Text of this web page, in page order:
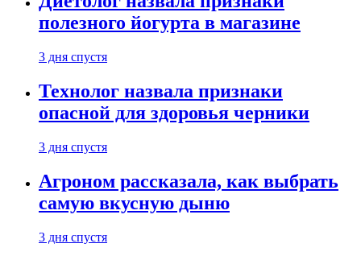
полезного йогурта в магазине
3 дня спустя
Технолог назвала признаки
опасной для здоровья черники
3 дня спустя
Агроном рассказала, как выбрать
самую вкусную дыню
3 дня спустя